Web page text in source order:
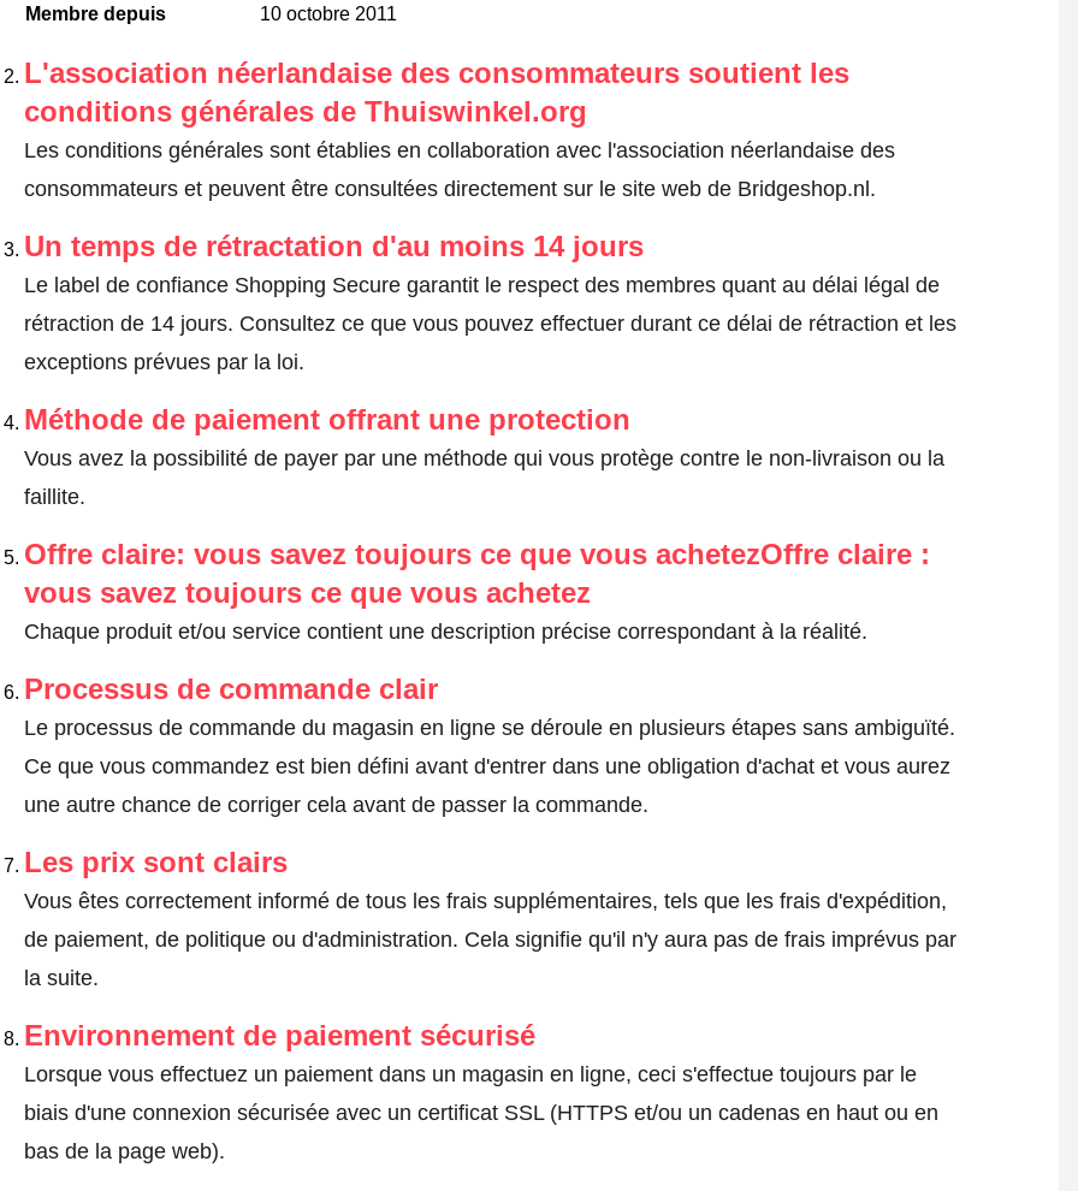
Membre depuis
10 octobre 2011
L'association néerlandaise des consommateurs soutient les
conditions générales de Thuiswinkel.org
Les conditions générales sont établies en collaboration avec l'association néerlandaise des
consommateurs et peuvent être consultées directement sur le site web de Bridgeshop.nl.
Un temps de rétractation d'au moins 14 jours
Le label de confiance Shopping Secure garantit le respect des membres quant au délai légal de
rétraction de 14 jours. Consultez ce que vous pouvez effectuer durant ce délai de rétraction et les
exceptions prévues par la loi.
Méthode de paiement offrant une protection
Vous avez la possibilité de payer par une méthode qui vous protège contre le non-livraison ou la
faillite.
Offre claire: vous savez toujours ce que vous achetezOffre claire :
vous savez toujours ce que vous achetez
Chaque produit et/ou service contient une description précise correspondant à la réalité.
Processus de commande clair
Le processus de commande du magasin en ligne se déroule en plusieurs étapes sans ambiguïté.
Ce que vous commandez est bien défini avant d'entrer dans une obligation d'achat et vous aurez
une autre chance de corriger cela avant de passer la commande.
Les prix sont clairs
Vous êtes correctement informé de tous les frais supplémentaires, tels que les frais d'expédition,
de paiement, de politique ou d'administration. Cela signifie qu'il n'y aura pas de frais imprévus par
la suite.
Environnement de paiement sécurisé
Lorsque vous effectuez un paiement dans un magasin en ligne, ceci s'effectue toujours par le
biais d'une connexion sécurisée avec un certificat SSL (HTTPS et/ou un cadenas en haut ou en
bas de la page web).